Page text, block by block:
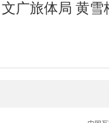
文广旅体局 黄雪